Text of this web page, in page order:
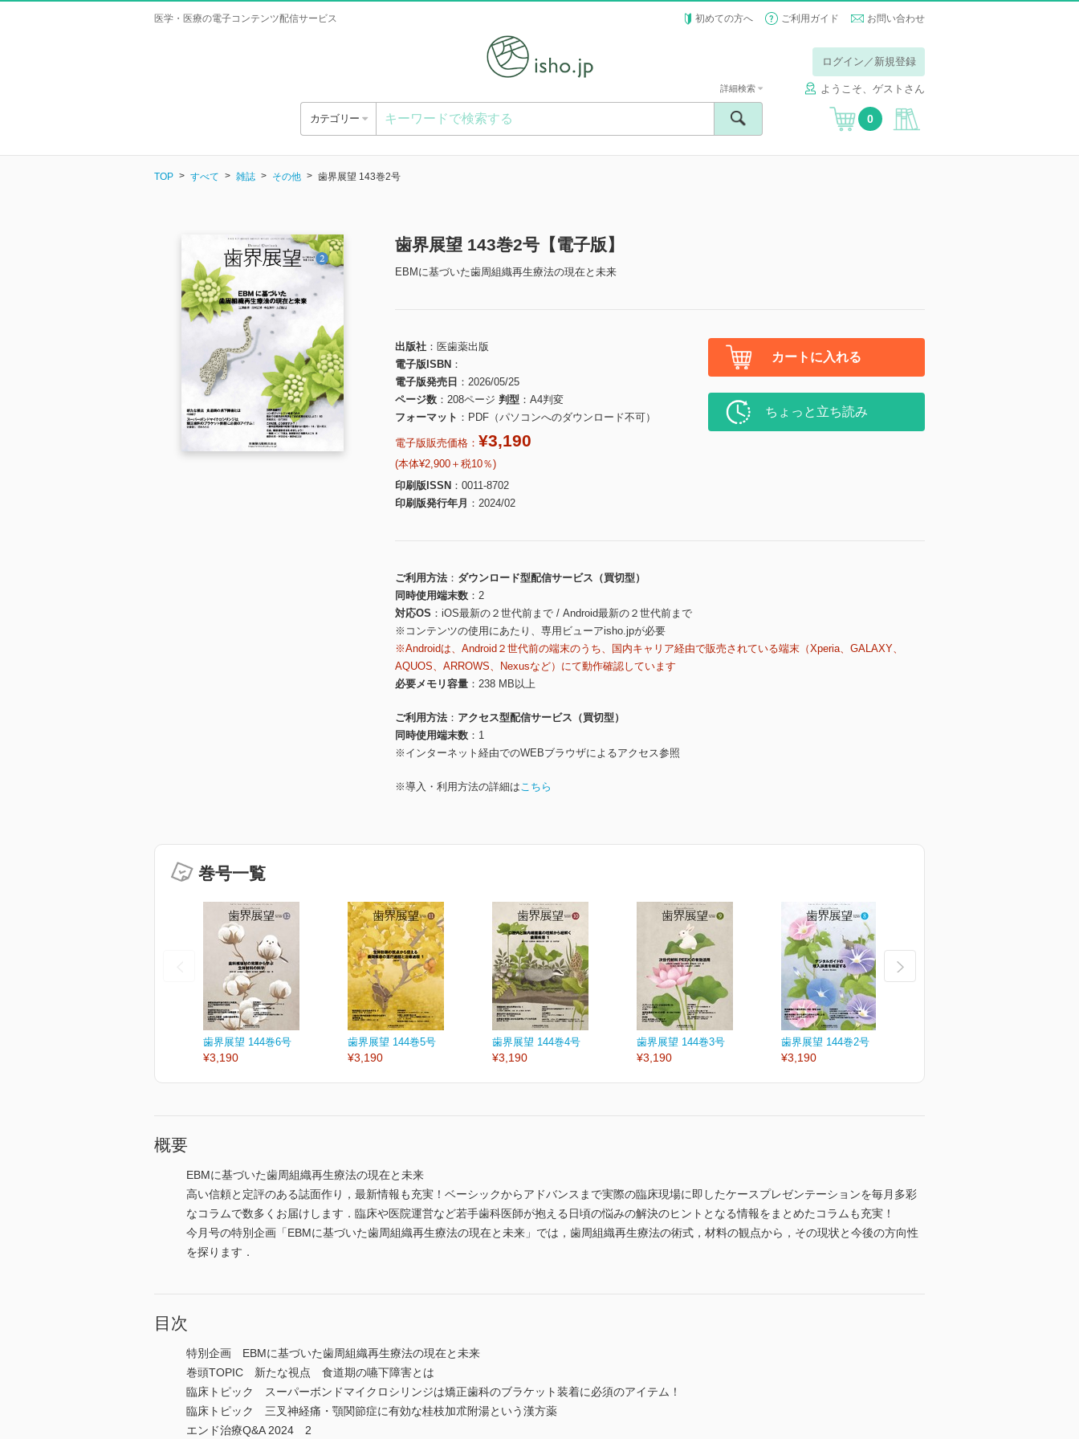
医学・医療の電子コンテンツ配信サービス 初めての方へ ご利用ガイド お問い合わせ
ログイン／新規登録
ようこそ、ゲストさん
カテゴリー
詳細検索
0
TOP すべて 雑誌 その他 歯界展望 143巻2号
歯界展望 143巻2号【電子版】
EBMに基づいた歯周組織再生療法の現在と未来
出版社
医歯薬出版
電子版ISBN
電子版発売日
2026/05/25
ページ数
208ページ 判型
A4判変
フォーマット
PDF（パソコンへのダウンロード不可）
電子版販売価格： ¥3,190
(本体¥2,900＋税10％)
印刷版ISSN
0011-8702
印刷版発行年月
2024/02
カートに入れる
ちょっと立ち読み
ご利用方法
ダウンロード型配信サービス（買切型）
同時使用端末数
2
対応OS
iOS最新の２世代前まで / Android最新の２世代前まで
※コンテンツの使用にあたり、専用ビューアisho.jpが必要
※Androidは、Android２世代前の端末のうち、国内キャリア経由で販売されている端末（Xperia、GALAXY、
AQUOS、ARROWS、Nexusなど）にて動作確認しています
必要メモリ容量
238 MB以上
ご利用方法
アクセス型配信サービス（買切型）
同時使用端末数
1
※インターネット経由でのWEBブラウザによるアクセス参照
※導入・利用方法の詳細はこちら
巻号一覧
歯界展望 144巻6号
¥3,190
歯界展望 144巻5号
¥3,190
歯界展望 144巻4号
¥3,190
歯界展望 144巻3号
¥3,190
歯界展望 144巻2号
¥3,190
概要
EBMに基づいた歯周組織再生療法の現在と未来
高い信頼と定評のある誌面作り，最新情報も充実！ベーシックからアドバンスまで実際の臨床現場に即したケースプレゼンテーションを毎月多彩
なコラムで数多くお届けします．臨床や医院運営など若手歯科医師が抱える日頃の悩みの解決のヒントとなる情報をまとめたコラムも充実！
今月号の特別企画「EBMに基づいた歯周組織再生療法の現在と未来」では，歯周組織再生療法の術式，材料の観点から，その現状と今後の方向性
を探ります．
目次
特別企画 EBMに基づいた歯周組織再生療法の現在と未来
巻頭TOPIC 新たな視点 食道期の嚥下障害とは
臨床トピック スーパーボンドマイクロシリンジは矯正歯科のブラケット装着に必須のアイテム！
臨床トピック 三叉神経痛・顎関節症に有効な桂枝加朮附湯という漢方薬
エンド治療Q&A 2024 2